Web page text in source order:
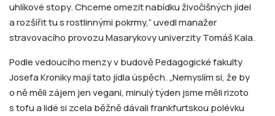
uhlíkové stopy. Chceme omezit nabídku živočišných jídel
a rozšířit tu s rostlinnými pokrmy,“ uvedl manažer
stravovacího provozu Masarykovy univerzity Tomáš Kala.
Podle vedoucího menzy v budově Pedagogické fakulty
Josefa Kroniky mají tato jídla úspěch. „Nemyslím si, že by
o ně měli zájem jen vegani, minulý týden jsme měli rizoto
s tofu a lidé si zcela běžně dávali frankfurtskou polévku